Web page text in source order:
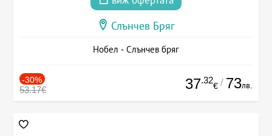
Слънчев Бряг
Нобел - Слънчев бряг
-30%
53.17€ 37.32
€ / 73лв.